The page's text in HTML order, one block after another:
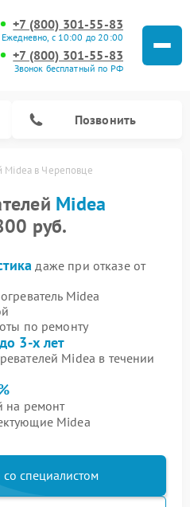
+7 (800) 301-55-83
Ежедневно, с 10:00 до 20:00
+7 (800) 301-55-83
Звонок бесплатный по РФ
Позвонить
Midea в Череповце
Midea
руб.
даже при отказе от
Midea
по ремонту
до 3-х лет
Midea в течении
на ремонт
Midea
со специалистом